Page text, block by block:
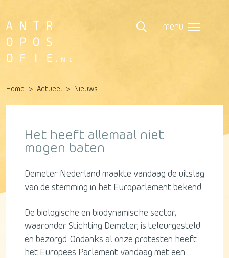
menu
Home Actueel Nieuws
Het heeft allemaal niet
mogen baten
Demeter Nederland maakte vandaag de uitslag
van de stemming in het Europarlement bekend.
De biologische en biodynamische sector,
waaronder Stichting Demeter, is teleurgesteld
en bezorgd. Ondanks al onze protesten heeft
het Europees Parlement vandaag met een